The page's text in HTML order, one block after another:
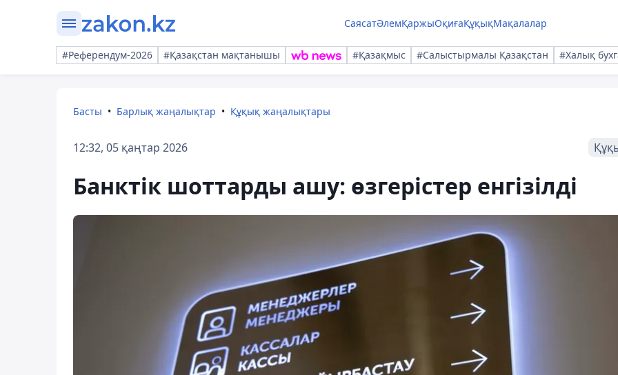
СаясатӘлемҚаржыОқиғаҚұқықМақалалар
#Референдум-2026 #Қазақстан мақтанышы #Қазақмыс #Салыстырмалы Қазақстан #Халық
Басты Барлық жаңалықтар Құқық жаңалықтары
12:32, 05 қаңтар 2026
Банктік шоттарды ашу: өзгерістер енгізілді